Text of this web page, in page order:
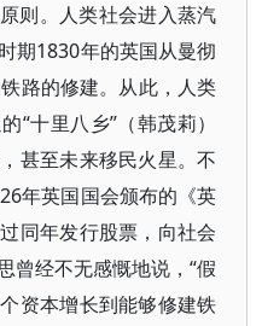
则。人类社会进入蒸汽
期1830年的英国从曼彻
路的修建。从此，人类
“十里八乡”（韩茂莉）
甚至未来移民火星。不
年英国国会颁布的《英
同年发行股票，向社会
曾经不无感慨地说，“假
资本增长到能够修建铁